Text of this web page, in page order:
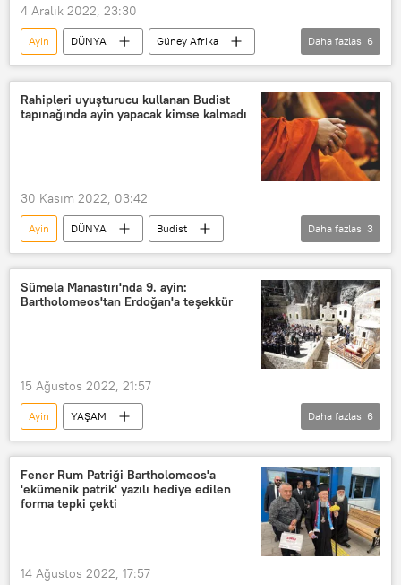
4 Aralık 2022, 23:30
Ayin DÜNYA
Güney Afrika
Güney Afrika Cumhuriyeti
Sel
Rahip
nehir
Ölü
Kayıp
Daha fazlası 6
Rahipleri uyuşturucu kullanan Budist
tapınağında ayin yapacak kimse kalmadı
30 Kasım 2022, 03:42
Ayin DÜNYA
Budist
Budist rahip
Uyuşturucu
Tayland
Daha fazlası 3
Sümela Manastırı'nda 9. ayin:
Bartholomeos'tan Erdoğan'a teşekkür
15 Ağustos 2022, 21:57
Ayin
YAŞAM
Fener Rum Patriği Bartholomeos
Sümela Manastırı
Recep Tayyip Erdoğan
pazar ayini
Daha fazlası 6
Fener Rum Patriği Bartholomeos'a
'ekümenik patrik' yazılı hediye edilen
forma tepki çekti
14 Ağustos 2022, 17:57